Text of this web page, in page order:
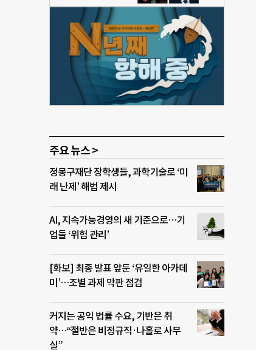
주요 뉴스 >
정몽구재단 장학생들, 과학기술로 ‘미
래 난제’ 해법 제시
AI, 지속가능경영의 새 기준으로…기
업들 ‘위험 관리’
[화보] 최종 발표 앞둔 ‘유일한 아카데
미’…조별 과제 막판 점검
커지는 공익 법률 수요, 기반은 취
약…“절반은 비정규직·나홀로 사무
실”